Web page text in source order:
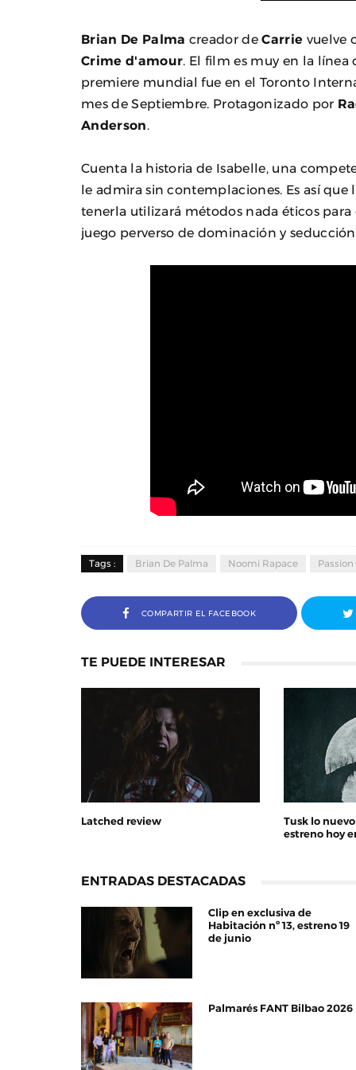
Brian De Palma creador deCarrie vuelve
Crime d'amour . El film es muy en la línea
premiere mundial fue en el Toronto
mes de Septiembre. Protagonizado por
Anderson
Cuenta la historia de Isabelle, una
le admira sin contemplaciones. Es así que
tenerla utilizará métodos nada éticos
juego perverso de dominación y
Tags : Brian De Palma Noomi Rapace Passion
COMPARTIR EL FACEBOOK
TE PUEDE INTERESAR
Latched review
Tusk lo
estreno hoy
ENTRADAS DESTACADAS
Clip en exclusiva de
Habitación nº 13, estreno 19
de junio
Palmarés FANT Bilbao 2026